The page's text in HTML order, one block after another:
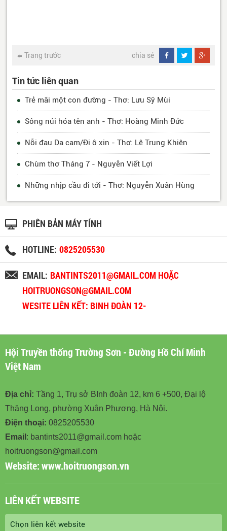
Trang trước chia sẻ
Tin tức liên quan
Trẻ mãi một con đường - Thơ: Lưu Sỹ Mùi
Sông núi hóa tên anh - Thơ: Hoàng Minh Đức
Nỗi đau Da cam/Đi ô xin - Thơ: Lê Trung Khiên
Chùm thơ Tháng 7 - Nguyễn Viết Lợi
Những nhịp cầu đi tới - Thơ: Nguyễn Xuân Hùng
PHIÊN BẢN MÁY TÍNH
HOTLINE: 0825205530
EMAIL: BANTINTS2011@GMAIL.COM HOẶC
HOITRUONGSON@GMAIL.COM
WESITE LIÊN KẾT: BINH ĐOÀN 12-
Hội Truyền thống Trường Sơn - Đường Hồ Chí Minh
Việt Nam
Địa chỉ: Tầng 1, Trụ sở BInh đoàn 12, km 6 +500, Đại lộ
Thăng Long, phường Xuân Phương, Hà Nội.
Điện thoại: 0825205530
Email : bantints2011@gmail.com hoặc
hoitruongson@gmail.com
Website:www.hoitruongson.vn
LIÊN KẾT WEBSITE